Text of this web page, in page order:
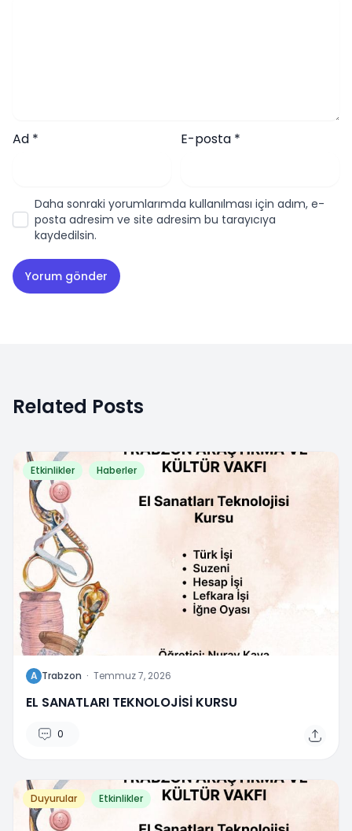
Ad * E-posta *
Daha sonraki yorumlarımda kullanılması için adım, e-
posta adresim ve site adresim bu tarayıcıya
kaydedilsin.
Related Posts
Etkinlikler Haberler
A Trabzon · Temmuz 7, 2026
EL SANATLARI TEKNOLOJİSİ KURSU
0
Duyurular Etkinlikler